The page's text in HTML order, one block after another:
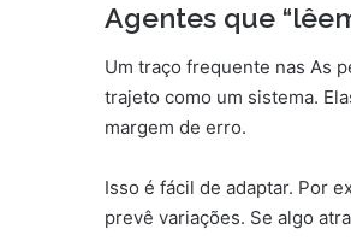
Agentes que
Um traço frequente nas As
trajeto como um sistema.
margem de erro.
Isso é fácil de adaptar. Por
prevê variações. Se algo